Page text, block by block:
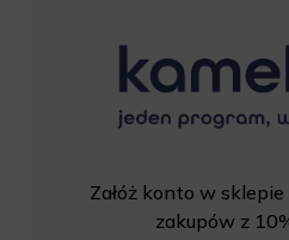
Załóż konto w
zakupów z